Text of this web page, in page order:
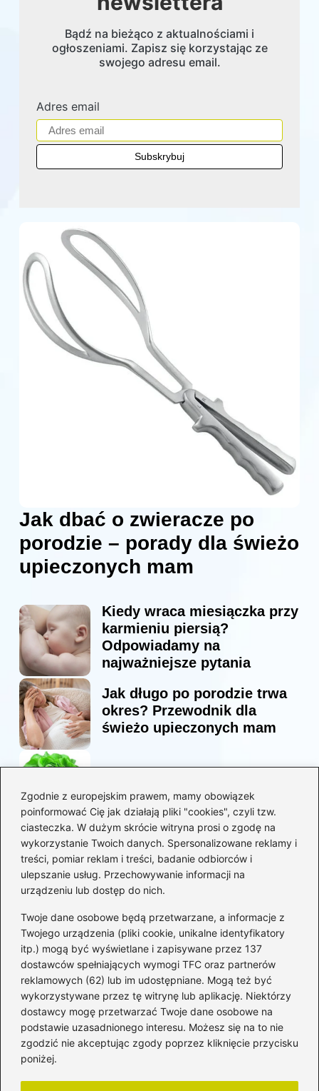
Zgodnie z europejskim prawem, mamy obowiązek
poinformować Cię jak działają pliki "cookies", czyli tzw.
ciasteczka. W dużym skrócie witryna prosi o zgodę na
wykorzystanie Twoich danych. Spersonalizowane reklamy i
treści, pomiar reklam i treści, badanie odbiorców i
ulepszanie usług. Przechowywanie informacji na
urządzeniu lub dostęp do nich.
Twoje dane osobowe będą przetwarzane, a informacje z
Twojego urządzenia (pliki cookie, unikalne identyfikatory
itp.) mogą być wyświetlane i zapisywane przez 137
dostawców spełniających wymogi TFC oraz partnerów
reklamowych (62) lub im udostępniane. Mogą też być
wykorzystywane przez tę witrynę lub aplikację. Niektórzy
dostawcy mogę przetwarzać Twoje dane osobowe na
podstawie uzasadnionego interesu. Możesz się na to nie
zgodzić nie akceptując zgody poprzez kliknięcie przycisku
poniżej.
Bądź na bieżąco z aktualnościami i
ogłoszeniami. Zapisz się korzystając ze
swojego adresu email.
Adres email
Jak dbać o zwieracze po
porodzie – porady dla świeżo
upieczonych mam
Kiedy wraca miesiączka przy
karmieniu piersią?
Odpowiadamy na
najważniejsze pytania
Jak długo po porodzie trwa
okres? Przewodnik dla
świeżo upieczonych mam
mam karmiących piersią
Jaką biblia dla dzieci
wybrać, aby wzbudzić ich
zainteresowanie?
Kategorie
Ciąża(130)
Dziecko(267)
Kobieta(132)
Rodzice (72)
Szkoła i edukacja(5)
Uroda(11)